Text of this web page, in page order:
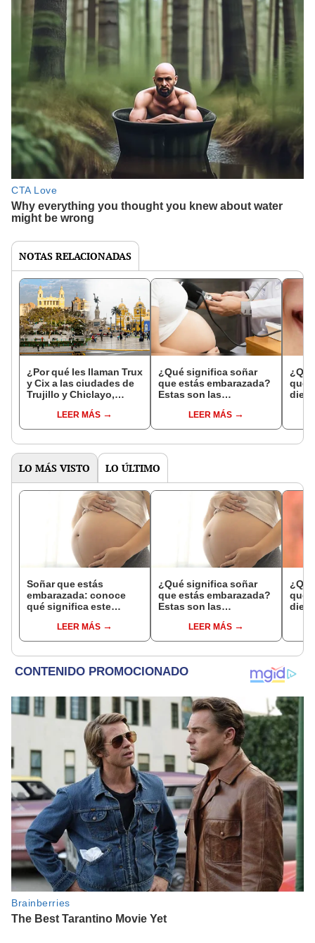
NOTAS RELACIONADAS
¿Por qué les llaman Trux
y Cix a las ciudades de
Trujillo y Chiclayo,
LEER MÁS
¿Qué significa soñar
que estás embarazada?
Estas son las
comunesLEER MÁS
que
LO MÁS VISTO LO ÚLTIMO
Soñar que estás
embarazada: conoce
qué significa este
LEER MÁS
¿Qué significa soñar
que estás embarazada?
Estas son las
comunesLEER MÁS
que